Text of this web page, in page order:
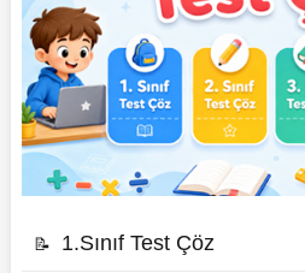
📝 1.Sınıf Test Çöz